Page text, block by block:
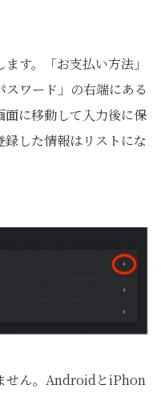
す。「お支払い方法」
ワード」の右端にある
に移動して入力後に保
した情報はリストにな
せん。AndroidとiPhon